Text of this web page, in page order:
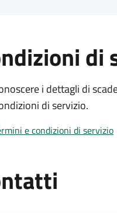
di
i dettagli di
di servizio.
e condizioni di servizio